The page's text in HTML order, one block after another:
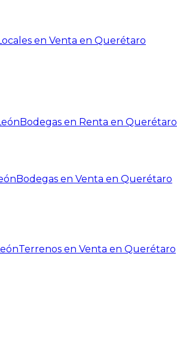
en Venta en Querétaro
Bodegas en Renta en Querétaro
Bodegas en Venta en Querétaro
Terrenos en Venta en Querétaro